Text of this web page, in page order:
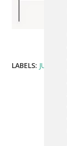
LABELS: JUEGOS